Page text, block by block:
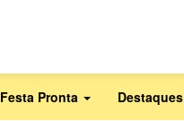
Festa Pronta Destaques